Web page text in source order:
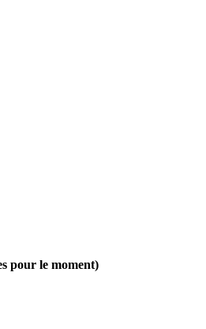
pour le moment)